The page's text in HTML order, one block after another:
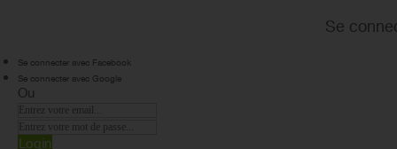
Se
Se connecter avec Facebook
Se connecter avec Google
Ou
Login